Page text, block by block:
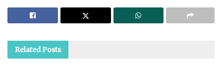
RelatedPosts